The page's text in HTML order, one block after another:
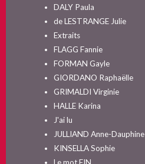
DALY Paula
de LESTRANGE Julie
Extraits
FLAGG Fannie
FORMAN Gayle
GIORDANO Raphaëlle
GRIMALDI Virginie
HALLE Karina
J'ai lu
JULLIAND Anne-Dauphine
KINSELLA Sophie